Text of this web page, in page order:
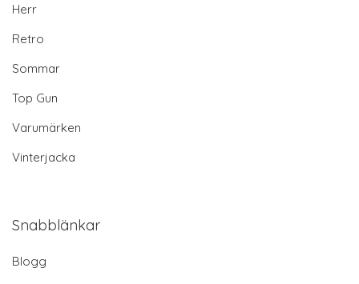
Herr
Retro
Sommar
Top Gun
Varumärken
Vinterjacka
Snabblänkar
Blogg